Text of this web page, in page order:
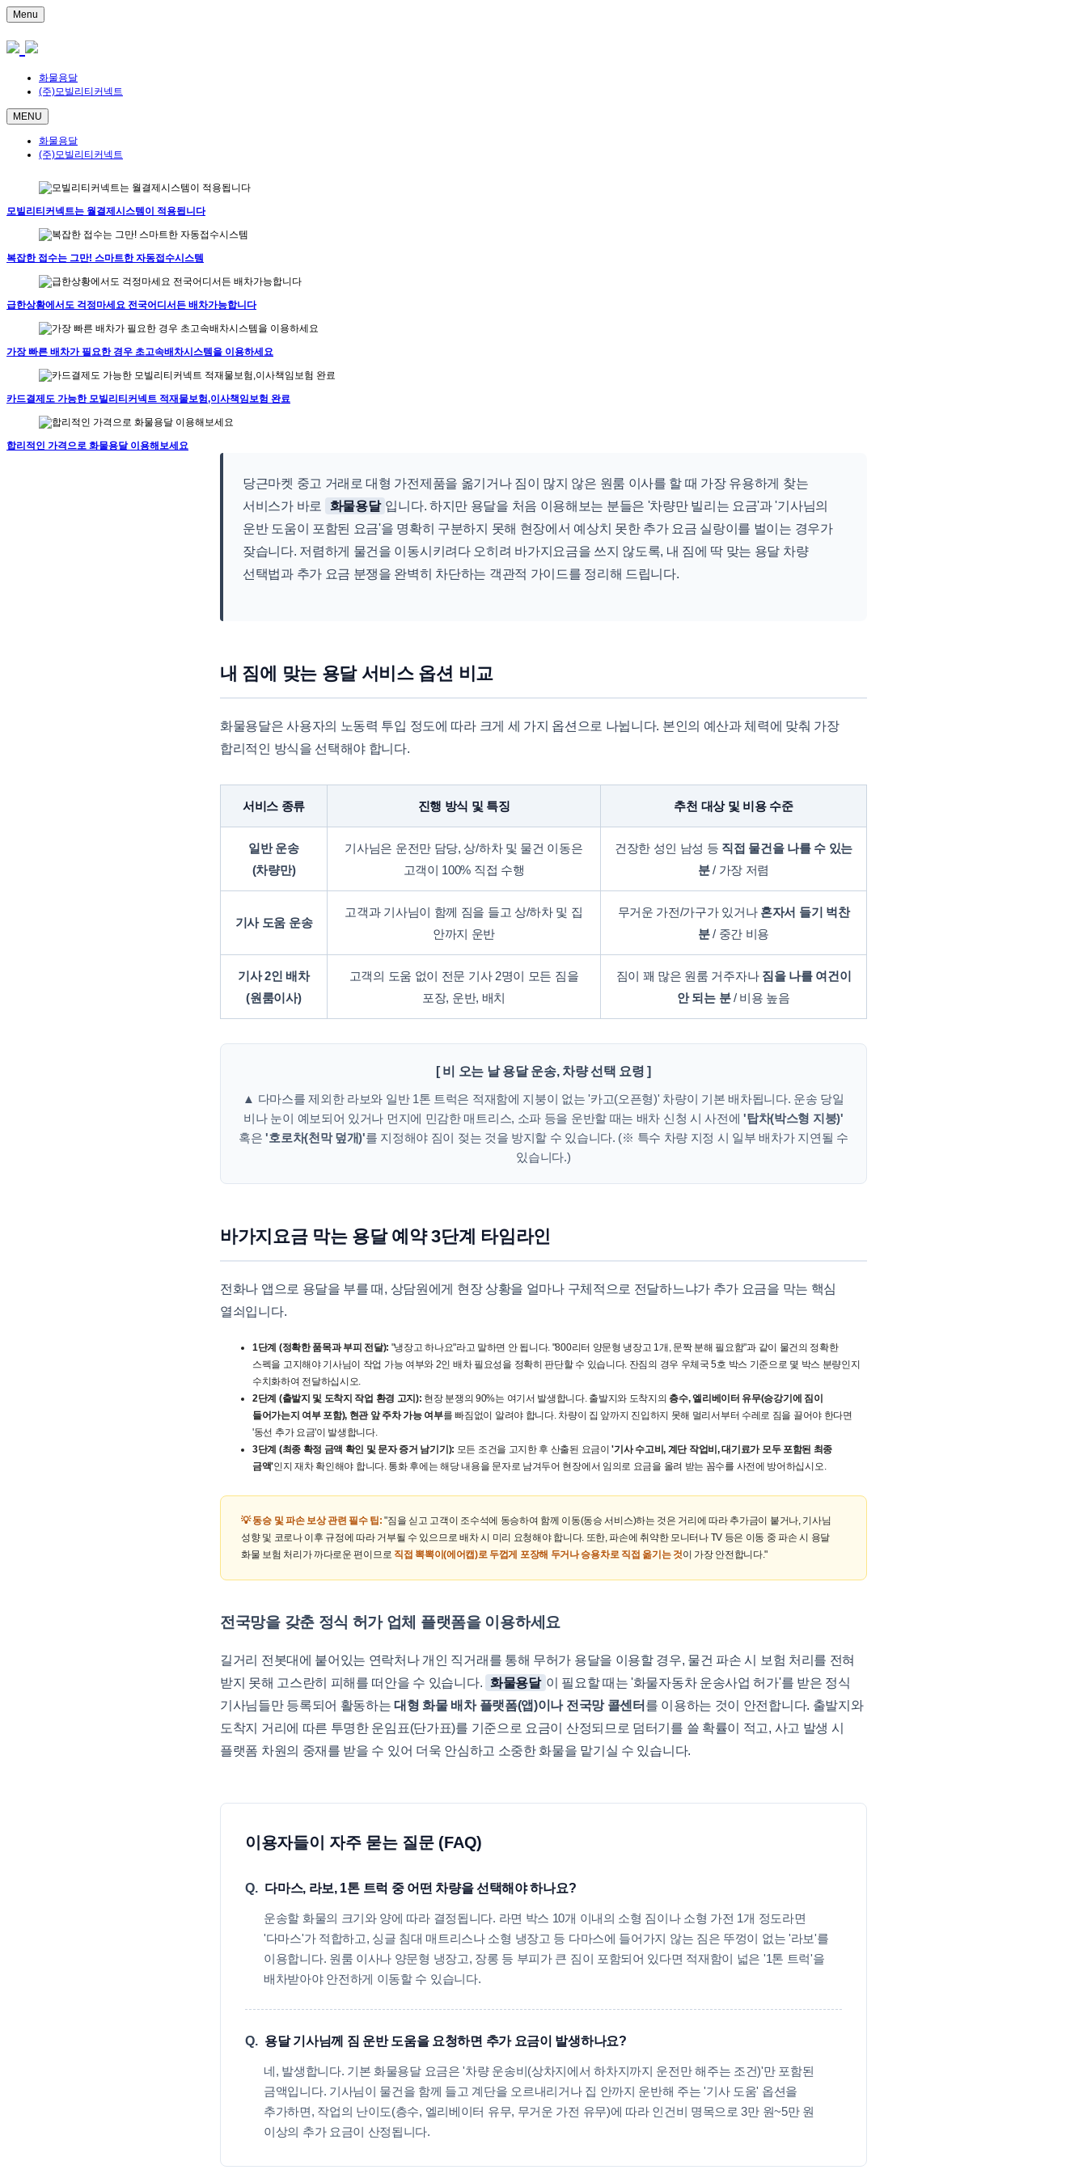
Menu
화물용달
(주)모빌리티커넥트
MENU
화물용달
(주)모빌리티커넥트
모빌리티커넥트는 월결제시스템이 적용됩니다
복잡한 접수는 그만! 스마트한 자동접수시스템
급한상황에서도 걱정마세요 전국어디서든 배차가능합니다
가장 빠른 배차가 필요한 경우 초고속배차시스템을 이용하세요
카드결제도 가능한 모빌리티커넥트 적재물보험,이사책임보험 완료
합리적인 가격으로 화물용달 이용해보세요
당근마켓 중고 거래로 대형 가전제품을 옮기거나 짐이 많지 않은 원룸 이사를 할 때 가장 유용하게 찾는
서비스가 바로
화물용달 입니다. 하지만 용달을 처음 이용해보는 분들은 '차량만 빌리는 요금'과 '기사님의
운반 도움이 포함된 요금'을 명확히 구분하지 못해 현장에서 예상치 못한 추가 요금 실랑이를 벌이는 경우가
잦습니다. 저렴하게 물건을 이동시키려다 오히려 바가지요금을 쓰지 않도록, 내 짐에 딱 맞는 용달 차량
선택법과 추가 요금 분쟁을 완벽히 차단하는 객관적 가이드를 정리해 드립니다.
내 짐에 맞는 용달 서비스 옵션 비교
화물용달은 사용자의 노동력 투입 정도에 따라 크게 세 가지 옵션으로 나뉩니다. 본인의 예산과 체력에 맞춰 가장
합리적인 방식을 선택해야 합니다.
서비스 종류 진행 방식 및 특징 추천 대상 및 비용 수준
일반 운송
(차량만)
기사님은 운전만 담당, 상/하차 및 물건 이동은
고객이 100% 직접 수행
건장한 성인 남성 등 직접 물건을 나를 수 있는
분/ 가장 저렴
기사 도움 운송
고객과 기사님이 함께 짐을 들고 상/하차 및 집
안까지 운반
무거운 가전/가구가 있거나 혼자서 들기 벅찬
분/ 중간 비용
기사 2인 배차
(원룸이사)
고객의 도움 없이 전문 기사 2명이 모든 짐을
포장, 운반, 배치
짐이 꽤 많은 원룸 거주자나 짐을 나를 여건이
안 되는 분/ 비용 높음
[ 비 오는 날 용달 운송, 차량 선택 요령 ]
▲ 다마스를 제외한 라보와 일반 1톤 트럭은 적재함에 지붕이 없는 '카고(오픈형)' 차량이 기본 배차됩니다. 운송 당일
비나 눈이 예보되어 있거나 먼지에 민감한 매트리스, 소파 등을 운반할 때는 배차 신청 시 사전에'탑차(박스형 지붕)'
혹은'호로차(천막 덮개)'를 지정해야 짐이 젖는 것을 방지할 수 있습니다. (※ 특수 차량 지정 시 일부 배차가 지연될 수
있습니다.)
바가지요금 막는 용달 예약 3단계 타임라인
전화나 앱으로 용달을 부를 때, 상담원에게 현장 상황을 얼마나 구체적으로 전달하느냐가 추가 요금을 막는 핵심
열쇠입니다.
1단계 (정확한 품목과 부피 전달): "냉장고 하나요"라고 말하면 안 됩니다. "800리터 양문형 냉장고 1개, 문짝 분해 필요함"과 같이 물건의 정확한
스펙을 고지해야 기사님이 작업 가능 여부와 2인 배차 필요성을 정확히 판단할 수 있습니다. 잔짐의 경우 우체국 5호 박스 기준으로 몇 박스 분량인지
수치화하여 전달하십시오.
2단계 (출발지 및 도착지 작업 환경 고지): 현장 분쟁의 90%는 여기서 발생합니다. 출발지와 도착지의층수, 엘리베이터 유무(승강기에 짐이
들어가는지 여부 포함), 현관 앞 주차 가능 여부를 빠짐없이 알려야 합니다. 차량이 집 앞까지 진입하지 못해 멀리서부터 수레로 짐을 끌어야 한다면
'동선 추가 요금'이 발생합니다.
3단계 (최종 확정 금액 확인 및 문자 증거 남기기): 모든 조건을 고지한 후 산출된 요금이'기사 수고비, 계단 작업비, 대기료가 모두 포함된 최종
금액'인지 재차 확인해야 합니다. 통화 후에는 해당 내용을 문자로 남겨두어 현장에서 임의로 요금을 올려 받는 꼼수를 사전에 방어하십시오.
💡 동승 및 파손 보상 관련 필수 팁: "짐을 싣고 고객이 조수석에 동승하여 함께 이동(동승 서비스)하는 것은 거리에 따라 추가금이 붙거나, 기사님
성향 및 코로나 이후 규정에 따라 거부될 수 있으므로 배차 시 미리 요청해야 합니다. 또한, 파손에 취약한 모니터나 TV 등은 이동 중 파손 시 용달
화물 보험 처리가 까다로운 편이므로 직접 뽁뽁이(에어캡)로 두껍게 포장해 두거나 승용차로 직접 옮기는 것이 가장 안전합니다."
전국망을 갖춘 정식 허가 업체 플랫폼을 이용하세요
길거리 전봇대에 붙어있는 연락처나 개인 직거래를 통해 무허가 용달을 이용할 경우, 물건 파손 시 보험 처리를 전혀
받지 못해 고스란히 피해를 떠안을 수 있습니다. 화물용달 이 필요할 때는 '화물자동차 운송사업 허가'를 받은 정식
기사님들만 등록되어 활동하는대형 화물 배차 플랫폼(앱)이나 전국망 콜센터 를 이용하는 것이 안전합니다. 출발지와
도착지 거리에 따른 투명한 운임표(단가표)를 기준으로 요금이 산정되므로 덤터기를 쓸 확률이 적고, 사고 발생 시
플랫폼 차원의 중재를 받을 수 있어 더욱 안심하고 소중한 화물을 맡기실 수 있습니다.
이용자들이 자주 묻는 질문 (FAQ)
Q. 다마스, 라보, 1톤 트럭 중 어떤 차량을 선택해야 하나요?
운송할 화물의 크기와 양에 따라 결정됩니다. 라면 박스 10개 이내의 소형 짐이나 소형 가전 1개 정도라면
'다마스'가 적합하고, 싱글 침대 매트리스나 소형 냉장고 등 다마스에 들어가지 않는 짐은 뚜껑이 없는 '라보'를
이용합니다. 원룸 이사나 양문형 냉장고, 장롱 등 부피가 큰 짐이 포함되어 있다면 적재함이 넓은 '1톤 트럭'을
배차받아야 안전하게 이동할 수 있습니다.
Q. 용달 기사님께 짐 운반 도움을 요청하면 추가 요금이 발생하나요?
네, 발생합니다. 기본 화물용달 요금은 '차량 운송비(상차지에서 하차지까지 운전만 해주는 조건)'만 포함된
금액입니다. 기사님이 물건을 함께 들고 계단을 오르내리거나 집 안까지 운반해 주는 '기사 도움' 옵션을
추가하면, 작업의 난이도(층수, 엘리베이터 유무, 무거운 가전 유무)에 따라 인건비 명목으로 3만 원~5만 원
이상의 추가 요금이 산정됩니다.